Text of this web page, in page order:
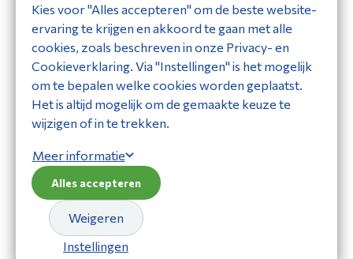
Per 5 januari is ons kantoor verhuisd naar
Dordrecht. We hebben onze intrek genomen
in het verzamelgebouw waar ook onze
partnerbedrijven HS Climate Solutions en HD
Klimaatsystemen gevestigd zijn.
Lees meer
24-05-2026
Ontdek de Hisense Hi-Hybrid
warmtepomp.
De Hisense Hi-Hybrid R290 warmtepomp
verovert Nederland als dé hybride
Kies voor "Alles accepteren" om de beste website-
ervaring te krijgen en akkoord te gaan met alle
cookies, zoals beschreven in onze Privacy- en
Cookieverklaring. Via "Instellingen" is het mogelijk
om te bepalen welke cookies worden geplaatst.
Het is altijd mogelijk om de gemaakte keuze te
wijzigen of in te trekken.
Meer informatie
Instellingen
Weigeren
Alles accepteren